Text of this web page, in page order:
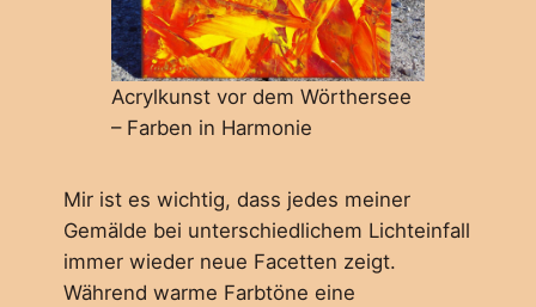
Acrylkunst vor dem Wörthersee
– Farben in Harmonie
Mir ist es wichtig, dass jedes meiner
Gemälde bei unterschiedlichem Lichteinfall
immer wieder neue Facetten zeigt.
Während warme Farbtöne eine